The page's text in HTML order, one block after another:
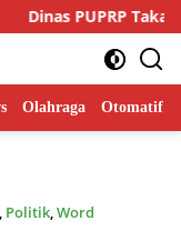
Takalar Raih
Olahraga Otomatif
, Politik,Word